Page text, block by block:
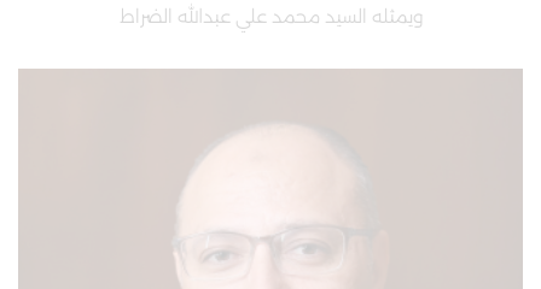
ويمثله السيد محمد علي عبدالله الضراط